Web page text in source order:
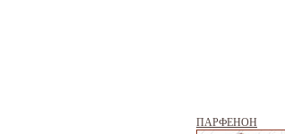
ПАРФЕНОН